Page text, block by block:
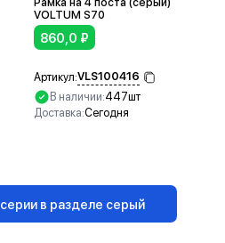
VOLTUM S70
860,0 ₽
Артикул:VLS100416
В наличии:447шт
Доставка:Сегодня
в разделе серый